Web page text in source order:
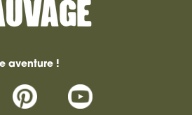
aventure !